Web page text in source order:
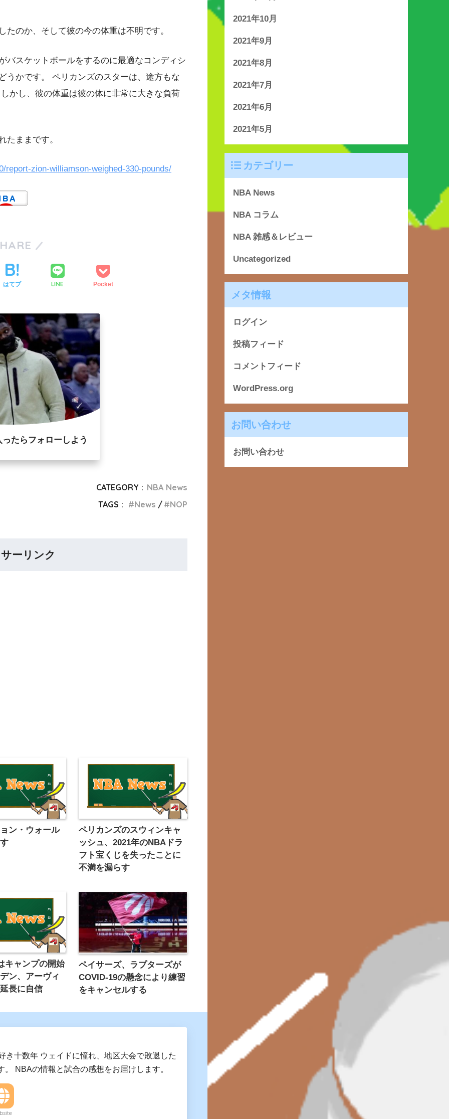
のか、そして彼の今の体重は不明です。
バスケットボールをするのに最適なコンディシ
うかです。 ペリカンズのスターは、途方もな
かし、彼の体重は彼の体に非常に大きな負荷
たままです。
report-zion-williamson-weighed-330-pounds/
はてブ LINE Pocket
たらフォローしよう
CATEGORY : NBA News
TAGS :
News NOP
ーリンク
ン・ウォール
ペリカンズのスウィンキャ
ッシュ、2021年のNBAドラ
フト宝くじを失ったことに
不満を漏らす
キャンプの開始
ン、アーヴィ
長に自信
ペイサーズ、ラプターズが
COVID-19の懸念により練習
をキャンセルする
き十数年 ウェイドに憧れ、地区大会で敗退した
。 NBAの情報と試合の感想をお届けします。
2021年10月
2021年9月
2021年8月
2021年7月
2021年6月
2021年5月
カテゴリー
NBA News
NBA コラム
NBA 雑感＆レビュー
Uncategorized
メタ情報
ログイン
投稿フィード
コメントフィード
WordPress.org
お問い合わせ
お問い合わせ